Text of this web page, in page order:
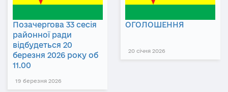
Позачергова 33 сесія
районної ради
відбудеться 20
березня 2026 року об
11.00
19 березня 2026
ОГОЛОШЕННЯ
20 січня 2026